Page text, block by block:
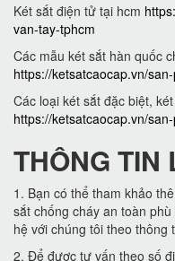
Két sắt điện tử tại hcm
van-tay-tphcm
Các mẫu két sắt hàn quốc
https://ketsatcaocap.vn/
Các loại két sắt đặc biệt,
https://ketsatcaocap.vn/
THÔNG TIN
1. Bạn có thể tham khảo
sắt chống cháy an toàn
hệ với chúng tôi theo thông
2. Để được tư vấn theo số